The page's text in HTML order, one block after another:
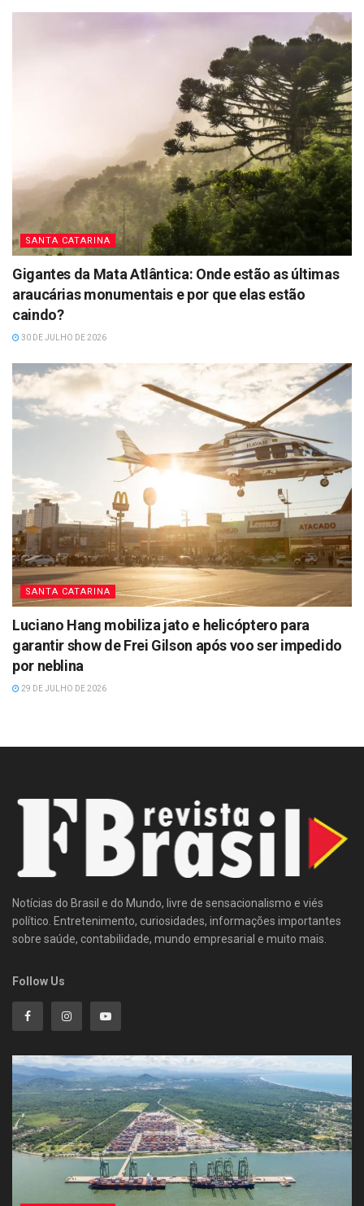
SANTA CATARINA
Gigantes da Mata Atlântica: Onde estão as últimas
araucárias monumentais e por que elas estão
caindo?
30 DE JULHO DE 2026
SANTA CATARINA
Luciano Hang mobiliza jato e helicóptero para
garantir show de Frei Gilson após voo ser impedido
por neblina
29 DE JULHO DE 2026
Notícias do Brasil e do Mundo, livre de sensacionalismo e viés
político. Entretenimento, curiosidades, informações importantes
sobre saúde, contabilidade, mundo empresarial e muito mais.
Follow Us